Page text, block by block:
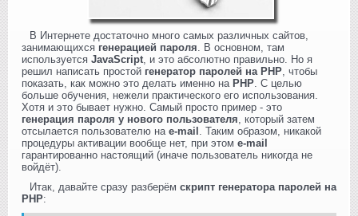
В Интернете достаточно много самых различных сайтов,
занимающихся генерацией пароля. В основном, там
используется JavaScript, и это абсолютно правильно. Но я
решил написать простой генератор паролей на PHP, чтобы
показать, как можно это делать именно на PHP. С целью
больше обучения, нежели практического его использования.
Хотя и это бывает нужно. Самый просто пример - это
генерация пароля у нового пользователя, который затем
отсылается пользователю на e-mail . Таким образом, никакой
процедуры активации вообще нет, при этом e-mail
гарантированно настоящий (иначе пользователь никогда не
войдёт).
Итак, давайте сразу разберём скрипт генератора паролей на
PHP: